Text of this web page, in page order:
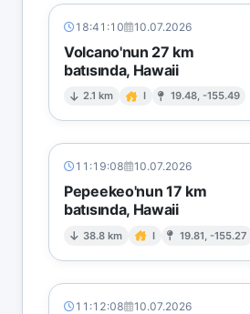
18:41:10 10.07.2026
Volcano'nun 27 km
batısında, Hawaii
2.1 km I 19.48, -155.49
11:19:08 10.07.2026
Pepeekeo'nun 17 km
batısında, Hawaii
38.8 km I 19.81, -155.27
11:12:08 10.07.2026